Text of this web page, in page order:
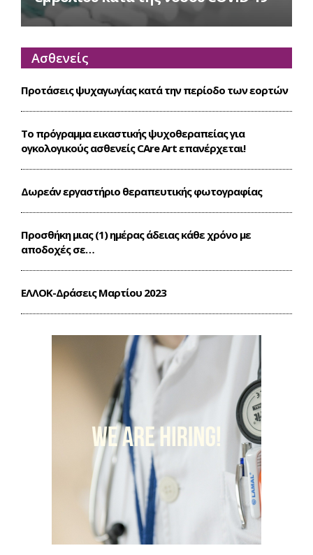
Ασθενείς
Προτάσεις ψυχαγωγίας κατά την περίοδο των εορτών
Το πρόγραμμα εικαστικής ψυχοθεραπείας για
ογκολογικούς ασθενείς CΑre Art επανέρχεται!
Δωρεάν εργαστήριο θεραπευτικής φωτογραφίας
Προσθήκη μιας (1) ημέρας άδειας κάθε χρόνο με
αποδοχές σε…
ΕΛΛΟΚ-Δράσεις Mαρτίου 2023